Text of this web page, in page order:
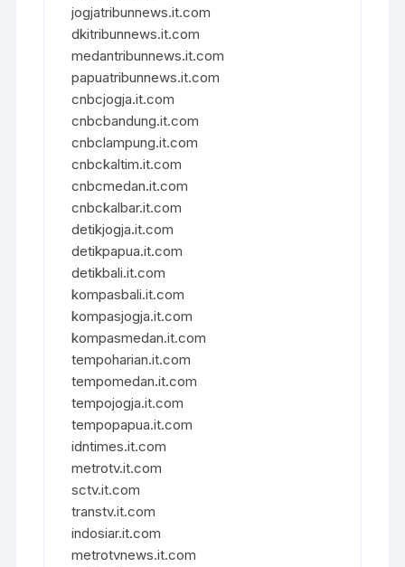
jogjatribunnews.it.com
dkitribunnews.it.com
medantribunnews.it.com
papuatribunnews.it.com
cnbcjogja.it.com
cnbcbandung.it.com
cnbclampung.it.com
cnbckaltim.it.com
cnbcmedan.it.com
cnbckalbar.it.com
detikjogja.it.com
detikpapua.it.com
detikbali.it.com
kompasbali.it.com
kompasjogja.it.com
kompasmedan.it.com
tempoharian.it.com
tempomedan.it.com
tempojogja.it.com
tempopapua.it.com
idntimes.it.com
metrotv.it.com
sctv.it.com
transtv.it.com
indosiar.it.com
metrotvnews.it.com